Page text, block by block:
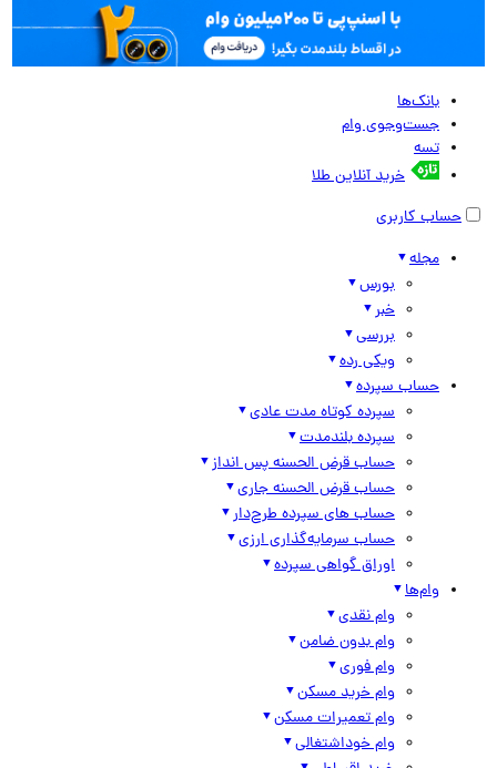
بانک‌ها
جست‌وجوی وام
تسه
خرید آنلاین طلا
حساب کاربری
مجله
بورس
خبر
بررسی
ویکی رده
حساب سپرده
سپرده کوتاه مدت عادی
سپرده بلندمدت
حساب قرض الحسنه پس انداز
حساب قرض الحسنه جاری
حساب های سپرده طرح‌دار
حساب سرمایه‌گذاری ارزی
اوراق گواهی سپرده
وام‌ها
وام نقدی
وام بدون ضامن
وام فوری
وام خرید مسکن
وام تعمیرات مسکن
وام خوداشتغالی